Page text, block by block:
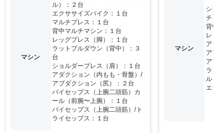
マシン
ル）：２台
エクササイズバイク：１台
マルチプレス：１台
背中マルチマシン：１台
レッグプレス（脚）：１台
ラットプルダウン（背中）：３
台
ショルダープレス（肩）：１台
アダクション（内もも・骨盤）/
アブダクション（尻）：２台
バイセップス（上腕二頭筋）カ
ール（前腕〜上腕）：１台
バイセップス（上腕二頭筋）/ト
ライセップス：１台
マシン
シ
チ
背
レ
ア
ア
ア
ラ
ル
エ